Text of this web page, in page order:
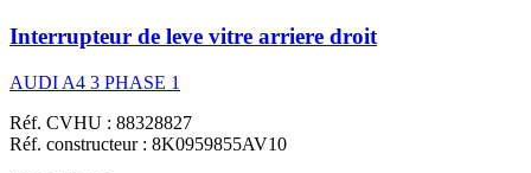
Interrupteur de leve vitre arriere droit
AUDI A4 3 PHASE 1
Réf. CVHU : 88328827
Réf. constructeur : 8K0959855AV10